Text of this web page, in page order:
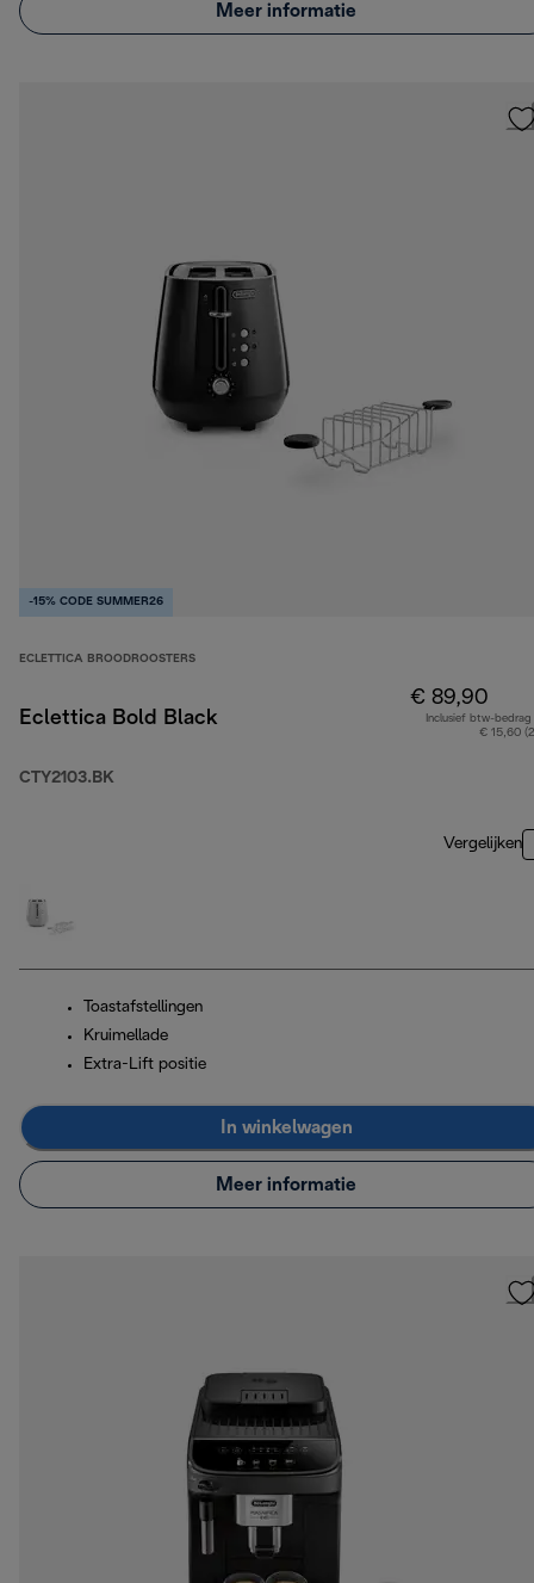
Meer informatie
-15% CODE SUMMER26
ECLETTICA BROODROOSTERS
Eclettica Bold Black
CTY2103.BK
€ 89,90
Inclusief btw-bedrag
€ 15,60
Vergelijken
Toastafstellingen
Kruimellade
Extra-Lift positie
In winkelwagen
Meer informatie